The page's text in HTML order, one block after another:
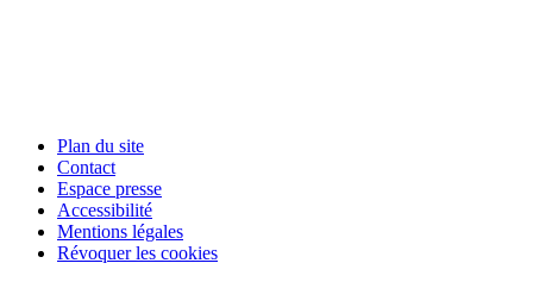
Plan du site
Contact
Espace presse
Accessibilité
Mentions légales
Révoquer les cookies